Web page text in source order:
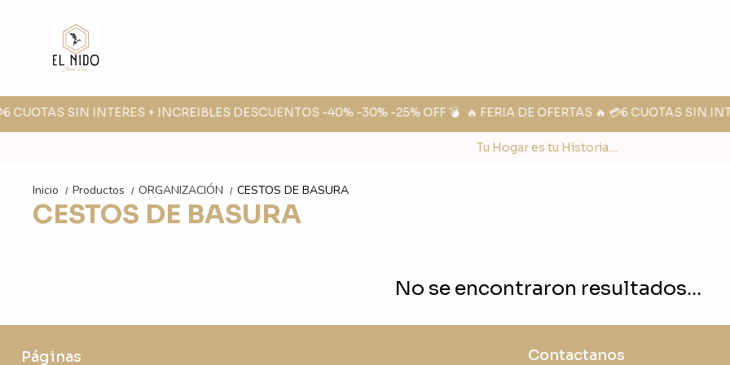
CUOTAS SIN INTERES + INCREIBLES DESCUENTOS -40% -30% -25% OFF 💣 🔥 FERIA DE OFERTAS 🔥 💳6 CUOTAS SIN
Tu Hogar es tu Historia....
Inicio / Productos / ORGANIZACIÓN / CESTOS DE BASURA
CESTOS DE BASURA
No se encontraron resultados...
Páginas Contactanos